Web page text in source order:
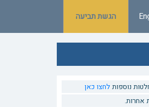
הגשת תביעה
לחצו כאן